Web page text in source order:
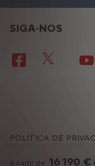
A partir de 16 190
SIGA-NOS
POLÍTICA DE